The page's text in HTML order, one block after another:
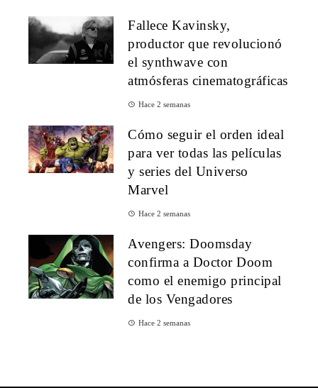
Fallece Kavinsky,
productor que revolucionó
el synthwave con
atmósferas cinematográficas
Hace 2 semanas
Cómo seguir el orden ideal
para ver todas las películas
y series del Universo
Marvel
Hace 2 semanas
Avengers: Doomsday
confirma a Doctor Doom
como el enemigo principal
de los Vengadores
Hace 2 semanas